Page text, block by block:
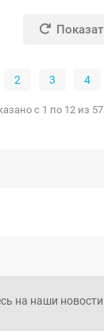
2 3 4
с 1 по 12 из
на наши